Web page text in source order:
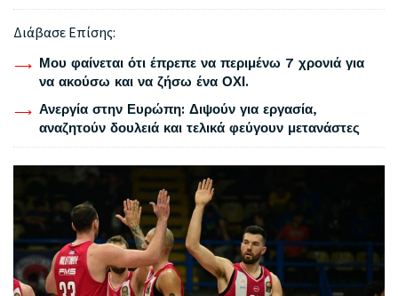
Διάβασε Επίσης:
Μου φαίνεται ότι έπρεπε να περιμένω 7 χρονιά για
να ακούσω και να ζήσω ένα ΟΧΙ.
Ανεργία στην Ευρώπη: Διψούν για εργασία,
αναζητούν δουλειά και τελικά φεύγουν μετανάστες